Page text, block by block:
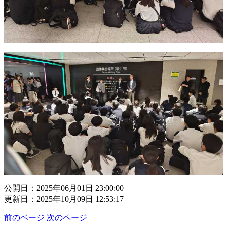
公開日：2025年06月01日 23:00:00
更新日：2025年10月09日 12:53:17
前のページ 次のページ